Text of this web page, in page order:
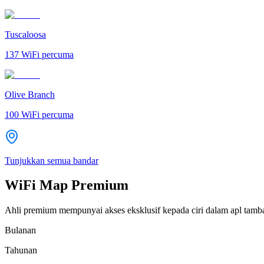
Tuscaloosa
137 WiFi percuma
Olive Branch
100 WiFi percuma
Tunjukkan semua bandar
WiFi Map Premium
Ahli premium mempunyai akses eksklusif kepada ciri dalam apl
Bulanan
Tahunan